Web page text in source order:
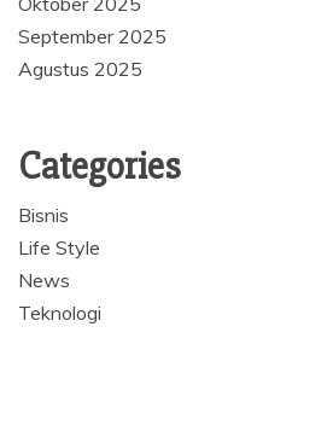
September 2025
Agustus 2025
Categories
Bisnis
Life Style
News
Teknologi